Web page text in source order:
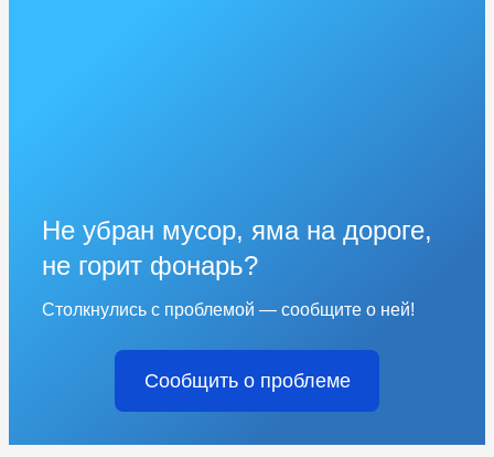
Не убран мусор, яма на дороге,
не горит фонарь?
Столкнулись с проблемой — сообщите о ней!
Сообщить о проблеме